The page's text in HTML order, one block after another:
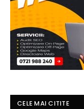
CELE MAI CITITE